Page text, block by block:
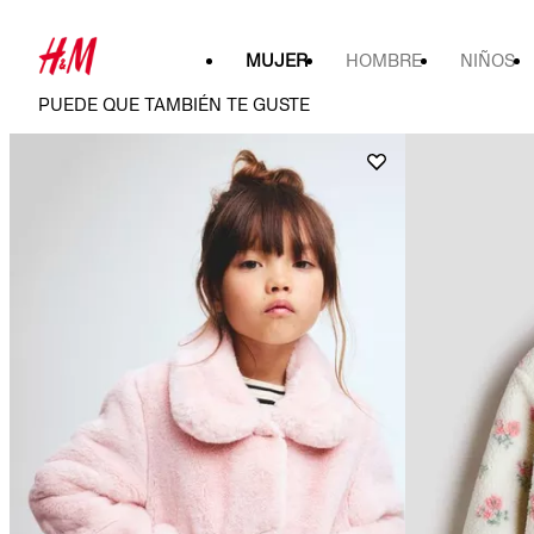
MUJER HOMBRE NIÑOS
PUEDE QUE TAMBIÉN TE GUSTE